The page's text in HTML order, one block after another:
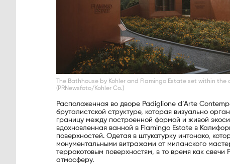
The Bathhouse by Kohler and Flamingo Estate set within
(PRNewsfoto/Kohler Co.)
Расположенная во дворе Padiglione d’Arte
бруталистской структуре, которая визуально
границу между построенной формой и живой
вдохновленная ванной в Flamingo Estate в
поверхностей. Одетая в штукатурку интонако,
монументальными витражами от миланского
терракотовым поверхностям, в то время как
атмосферу.